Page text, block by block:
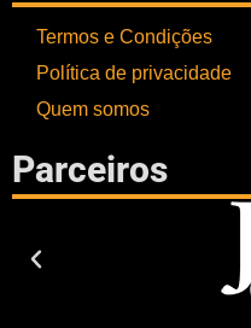
Termos e Condições
Política de privacidade
Quem somos
Parceiros